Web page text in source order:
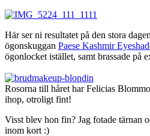
Här ser ni resultatet på den stora
ögonskuggan Paese Kashmir
ögonlocket istället, samt brassade på
Rosorna till håret har Felicias
ihop, otroligt fint!
Visst blev hon fin? Jag fotade tärnan
inom kort :)